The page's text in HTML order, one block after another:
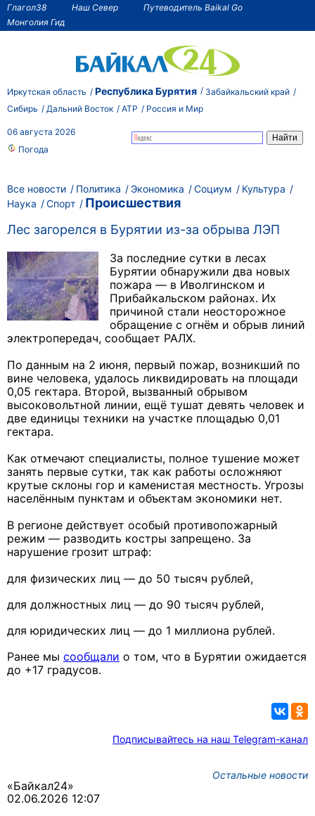
Глагол38 Наш Север
Путеводитель Baikal Go
Монголия Гид
Иркутская область Республика Бурятия
Забайкальский край
Сибирь
Дальний Восток АТР Россия и Мир
06 августа 2026
Погода
Все новости Политика Экономика Социум
Культура
Наука
Спорт
Происшествия
Лес загорелся в Бурятии из-за обрыва ЛЭП
За последние сутки в лесах
Бурятии обнаружили два новых
пожара — в Иволгинском и
Прибайкальском районах. Их
причиной стали неосторожное
обращение с огнём и обрыв линий
электропередач, сообщает РАЛХ.
По данным на 2 июня, первый пожар, возникший по
вине человека, удалось ликвидировать на площади
0,05 гектара. Второй, вызванный обрывом
высоковольтной линии, ещё тушат девять человек и
две единицы техники на участке площадью 0,01
гектара.
Как отмечают специалисты, полное тушение может
занять первые сутки, так как работы осложняют
крутые склоны гор и каменистая местность. Угрозы
населённым пунктам и объектам экономики нет.
В регионе действует особый противопожарный
режим — разводить костры запрещено. За
нарушение грозит штраф:
для физических лиц — до 50 тысяч рублей,
для должностных лиц — до 90 тысяч рублей,
для юридических лиц — до 1 миллиона рублей.
Ранее мы сообщали о том, что в Бурятии ожидается
до +17 градусов.
Подписывайтесь на наш Telegram-канал
Остальные новости
«Байкал24»
02.06.2026 12:07